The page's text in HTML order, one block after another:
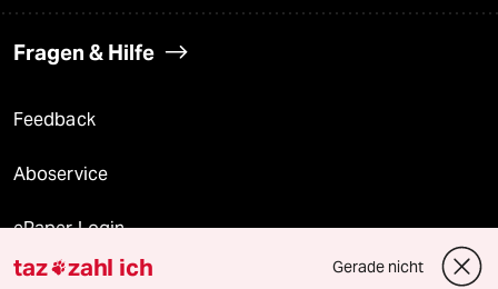
Fragen & Hilfe
Feedback
Aboservice
ePaper Login
Downloads für Abonnierende
taz zahl ich Gerade nicht